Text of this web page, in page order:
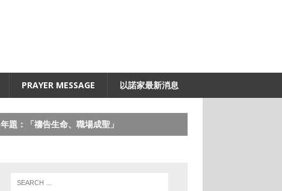
PRAYER MESSAGE 以諾家最新消息
年題：「禱告生命、職場成聖」